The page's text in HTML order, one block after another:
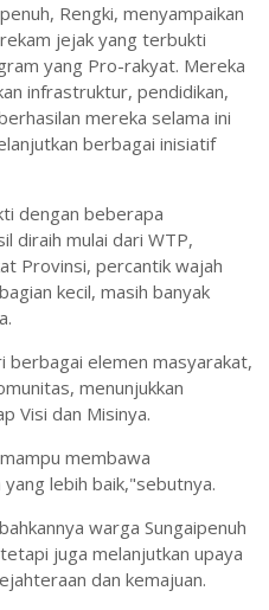
Rengki, menyampaikan
jejak yang terbukti
yang Pro-rakyat. Mereka
infrastruktur, pendidikan,
mereka selama ini
berbagai inisiatif
dengan beberapa
diraih mulai dari WTP,
Provinsi, percantik wajah
kecil, masih banyak
berbagai elemen masyarakat,
menunjukkan
Visi dan Misinya.
membawa
lebih baik,"sebutnya.
warga Sungaipenuh
juga melanjutkan upaya
dan kemajuan.